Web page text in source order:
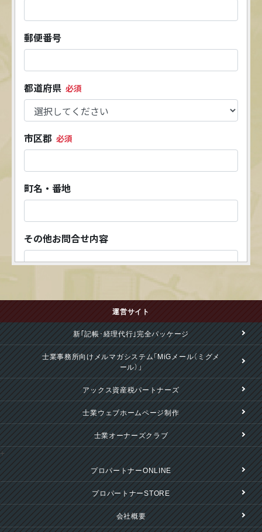
運営サイト
新｢記帳･経理代行｣完全パッケージ
士業事務所向けメルマガシステム「MiGメール（ミグメ
ール）」
アックス資産税パートナーズ
士業ウェブホームページ制作
士業オーナーズクラブ
+
プロパートナーONLINE
プロパートナーSTORE
会社概要